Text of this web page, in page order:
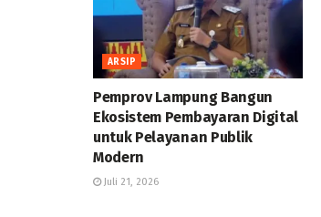
ARSIP
Pemprov Lampung Bangun
Ekosistem Pembayaran Digital
untuk Pelayanan Publik
Modern
Juli 21, 2026